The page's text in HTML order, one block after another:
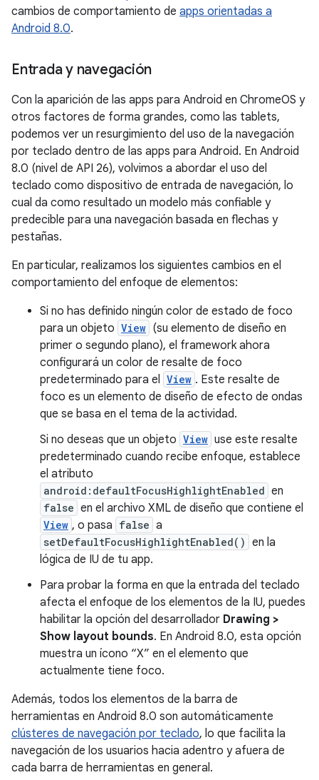
cambios de comportamiento de apps orientadas a
Android 8.0.
Entrada y navegación
Con la aparición de las apps para Android en ChromeOS y
otros factores de forma grandes, como las tablets,
podemos ver un resurgimiento del uso de la navegación
por teclado dentro de las apps para Android. En Android
8.0 (nivel de API 26), volvimos a abordar el uso del
teclado como dispositivo de entrada de navegación, lo
cual da como resultado un modelo más confiable y
predecible para una navegación basada en flechas y
pestañas.
En particular, realizamos los siguientes cambios en el
comportamiento del enfoque de elementos:
Si no has definido ningún color de estado de foco
para un objeto View (su elemento de diseño en
primer o segundo plano), el framework ahora
configurará un color de resalte de foco
predeterminado para el View . Este resalte de
foco es un elemento de diseño de efecto de ondas
que se basa en el tema de la actividad.
Si no deseas que un objeto View use este resalte
predeterminado cuando recibe enfoque, establece
el atributo
android:defaultFocusHighlightEnabled en
false en el archivo XML de diseño que contiene el
View , o pasa false a
setDefaultFocusHighlightEnabled() en la
lógica de IU de tu app.
Para probar la forma en que la entrada del teclado
afecta el enfoque de los elementos de la IU, puedes
habilitar la opción del desarrollador Drawing >
Show layout bounds. En Android 8.0, esta opción
muestra un ícono “X” en el elemento que
actualmente tiene foco.
Además, todos los elementos de la barra de
herramientas en Android 8.0 son automáticamente
clústeres de navegación por teclado, lo que facilita la
navegación de los usuarios hacia adentro y afuera de
cada barra de herramientas en general.